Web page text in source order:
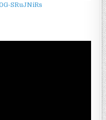
SRuJNiRs